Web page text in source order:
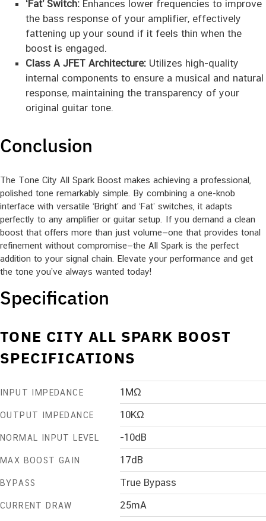
‘Fat’ Switch:Enhances lower frequencies to improve
the bass response of your amplifier, effectively
fattening up your sound if it feels thin when the
boost is engaged.
Class A JFET Architecture:Utilizes high-quality
internal components to ensure a musical and natural
response, maintaining the transparency of your
original guitar tone.
Conclusion
The Tone City All Spark Boost makes achieving a professional,
polished tone remarkably simple. By combining a one-knob
interface with versatile ‘Bright’ and ‘Fat’ switches, it adapts
perfectly to any amplifier or guitar setup. If you demand a clean
boost that offers more than just volume—one that provides tonal
refinement without compromise—the All Spark is the perfect
addition to your signal chain. Elevate your performance and get
the tone you’ve always wanted today!
Specification
TONE CITY ALL SPARK BOOST
SPECIFICATIONS
INPUT IMPEDANCE 1MΩ
OUTPUT IMPEDANCE 10KΩ
NORMAL INPUT LEVEL -10dB
MAX BOOST GAIN 17dB
BYPASS True Bypass
CURRENT DRAW 25mA